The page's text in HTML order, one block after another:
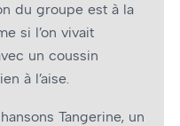
du groupe est à la
si l’on vivait
un coussin
à l’aise.
Tangerine, un